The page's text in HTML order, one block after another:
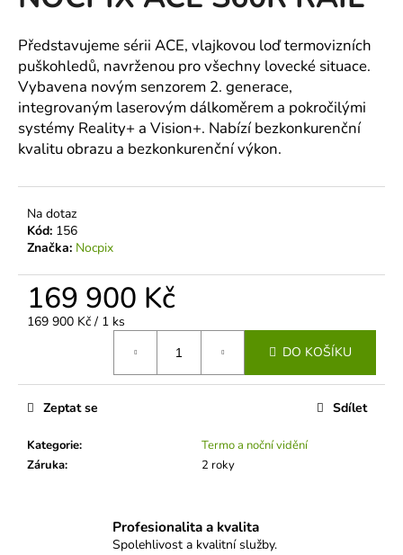
z
5
hvězdiček.
Představujeme sérii ACE, vlajkovou loď termovizních
puškohledů, navrženou pro všechny lovecké situace.
Vybavena novým senzorem 2. generace,
integrovaným laserovým dálkoměrem a pokročilými
systémy Reality+ a Vision+. Nabízí bezkonkurenční
kvalitu obrazu a bezkonkurenční výkon.
Na dotaz
Kód: 156
Značka: Nocpix
169 900 Kč
Měrná
169 900 Kč / 1 ks
DO KOŠÍKU
Kategorie:
Termo a noční vidění
Záruka: 2 roky
Zeptat se Sdílet
Profesionalita a kvalita
Spolehlivost a kvalitní služby.
j
í
t
?
D
p
u
e